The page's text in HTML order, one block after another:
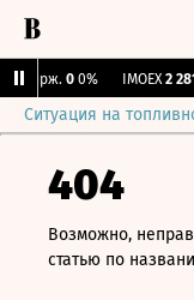
Бирж. 0 0% IMOEX 2
Ситуация на
404
Возможно,
статью по